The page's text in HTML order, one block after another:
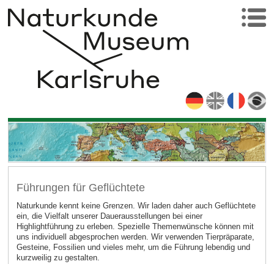
Führungen für Geflüchtete
Naturkunde kennt keine Grenzen. Wir laden daher auch Geflüchtete
ein, die Vielfalt unserer Dauerausstellungen bei einer
Highlightführung zu erleben. Spezielle Themenwünsche können mit
uns individuell abgesprochen werden. Wir verwenden Tierpräparate,
Gesteine, Fossilien und vieles mehr, um die Führung lebendig und
kurzweilig zu gestalten.